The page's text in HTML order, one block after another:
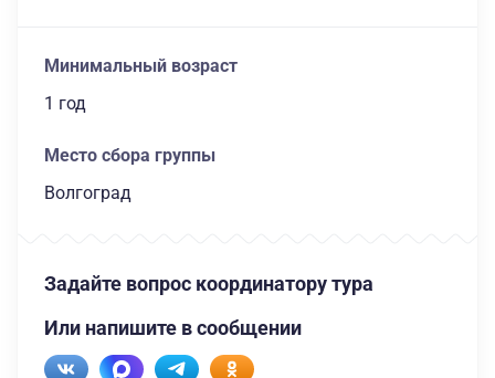
Минимальный возраст
1 год
Место сбора группы
Волгоград
Задайте вопрос координатору тура
Или напишите в сообщении